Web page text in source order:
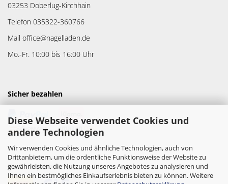
Diese Webseite verwendet Cookies und
andere Technologien
Wir verwenden Cookies und ähnliche Technologien, auch von
Drittanbietern, um die ordentliche Funktionsweise der Website zu
gewährleisten, die Nutzung unseres Angebotes zu analysieren und
Ihnen ein bestmögliches Einkaufserlebnis bieten zu können. Weitere
03253 Doberlug-Kirchhain
Telefon 035322-360766
Mail office@nagelladen.de
Mo.-Fr. 10:00 bis 16:00 Uhr
Sicher bezahlen
Versandpartner